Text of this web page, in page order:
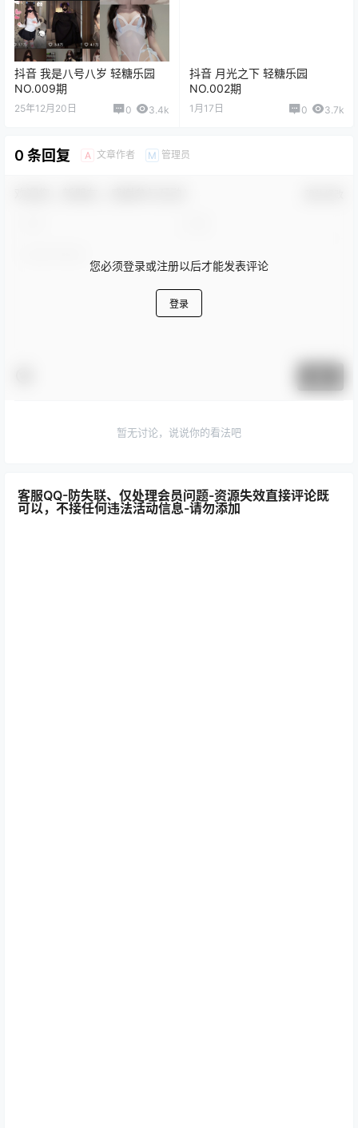
抖音 我是八号八岁 轻糖乐园
NO.009期
25年12月20日 0 3.4k
抖音 月光之下 轻糖乐园
NO.002期
1月17日 0 3.7k
0 条回复 A 文章作者 M 管理员
您必须登录或注册以后才能发表评论
登录
暂无讨论，说说你的看法吧
客服QQ-防失联、仅处理会员问题-资源失效直接评论既
可以，不接任何违法活动信息-请勿添加